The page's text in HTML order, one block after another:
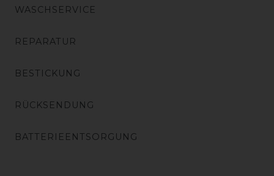
WASCHSERVICE
REPARATUR
BESTICKUNG
RÜCKSENDUNG
BATTERIEENTSORGUNG